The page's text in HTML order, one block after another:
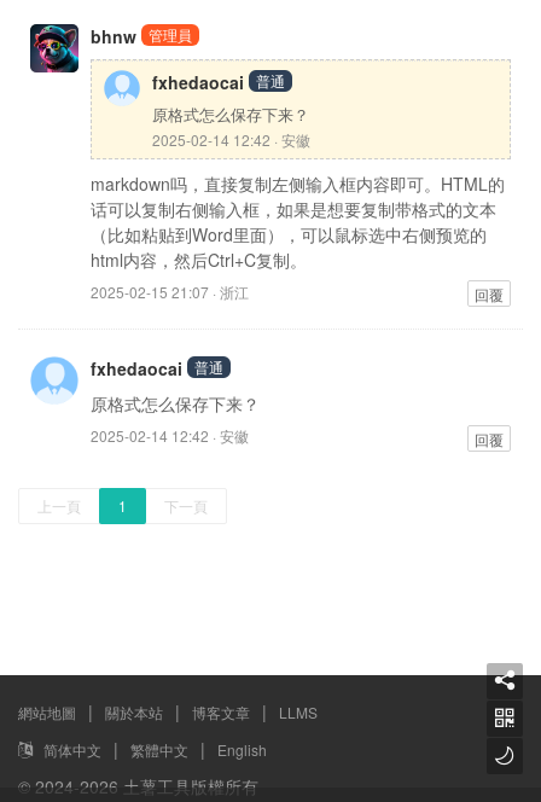
bhnw 管理員
fxhedaocai 普通
原格式怎么保存下来？
2025-02-14 12:42 · 安徽
markdown吗，直接复制左侧输入框内容即可。HTML的
话可以复制右侧输入框，如果是想要复制带格式的文本
（比如粘贴到Word里面），可以鼠标选中右侧预览的
html内容，然后Ctrl+C复制。
2025-02-15 21:07 · 浙江 回覆
fxhedaocai 普通
原格式怎么保存下来？
2025-02-14 12:42 · 安徽 回覆
上一頁 1 下一頁
網站地圖 | 關於本站 | 博客文章 |
LLMS
简体中文
| 繁體中文 | English
© 2024-2026 土薯工具版權所有